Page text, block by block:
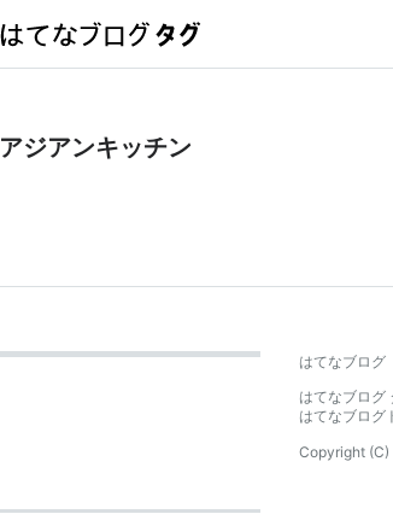
アジアンキッチン
はてなブログ
はてなブログ
はてなブログ
Copyright